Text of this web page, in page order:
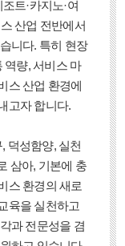
트·카지노·여
산업 전반에서
니다. 특히 현장
역량, 서비스 마
스 산업 환경에
고자 합니다.
덕성함양, 실천
삼아, 기본에 충
스 환경의 새로
육을 실천하고
과 전문성을 겸